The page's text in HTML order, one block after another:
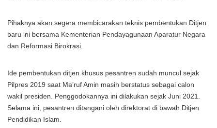
Pihaknya akan segera membicarakan teknis pembentukan Ditjen
baru ini bersama Kementerian Pendayagunaan Aparatur Negara
dan Reformasi Birokrasi.
Ide pembentukan ditjen khusus pesantren sudah muncul sejak
Pilpres 2019 saat Ma’ruf Amin masih berstatus sebagai calon
wakil presiden. Penggodokannya ini dilakukan sejak Juni 2021.
Selama ini, pesantren ditangani oleh direktorat di bawah Ditjen
Pendidikan Islam.